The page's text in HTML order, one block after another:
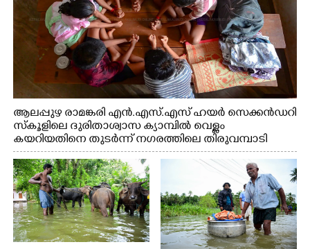
ആലപ്പുഴ രാമങ്കരി എൻ.എസ്.എസ് ഹയർ സെക്കൻഡറി
സ്കൂളിലെ ദുരിതാശ്വാസ ക്യാമ്പിൽ വെള്ളം
കയറിയതിനെ തുടർന്ന് നഗരത്തിലെ തിരുവമ്പാടി
ഹയർ സെക്കൻഡറി സ്കൂളിലെ ക്യാമ്പിലെത്തിയ
കുട്ടികൾ കളികളിലേർപ്പെട്ടപ്പോൾ